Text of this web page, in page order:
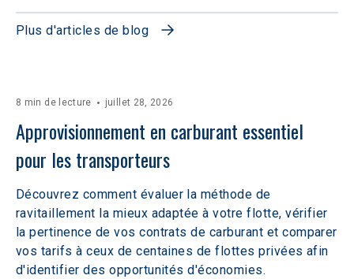
Plus d'articles de blog
8 min de lecture juillet 28, 2026
Approvisionnement en carburant essentiel
pour les transporteurs
Découvrez comment évaluer la méthode de
ravitaillement la mieux adaptée à votre flotte, vérifier
la pertinence de vos contrats de carburant et comparer
vos tarifs à ceux de centaines de flottes privées afin
d'identifier des opportunités d'économies.